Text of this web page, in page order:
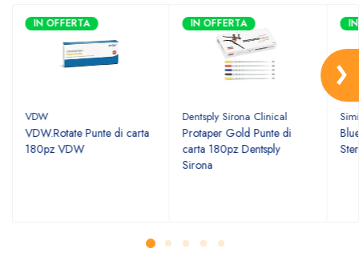
IN OFFERTA
VDW
VDW.Rotate Punte di carta
180pz VDW
IN OFFERTA
Dentsply Sirona Clinical
Protaper Gold Punte di
carta 180pz Dentsply
Sirona